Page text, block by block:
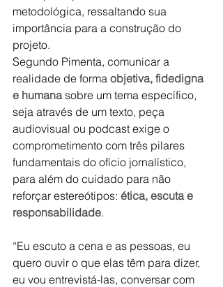
metodológica, ressaltando sua
importância para a construção do
projeto.
Segundo Pimenta, comunicar a
realidade de forma objetiva, fidedigna
e humana sobre um tema específico,
seja através de um texto, peça
audiovisual ou podcast exige o
comprometimento com três pilares
fundamentais do ofício jornalístico,
para além do cuidado para não
reforçar estereótipos: ética, escuta e
responsabilidade.
“Eu escuto a cena e as pessoas, eu
quero ouvir o que elas têm para dizer,
eu vou entrevistá-las, conversar com